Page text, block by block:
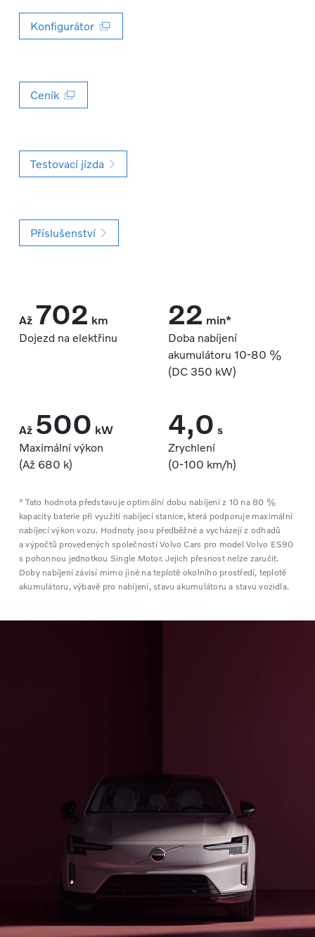
Konfigurátor
Ceník
Testovací jízda
Příslušenství
Až 702 km
Dojezd na elektřinu
22 min*
Doba nabíjení
akumulátoru 10‑80 %
(DC 350 kW)
Až 500 kW
Maximální výkon
(Až 680 k)
4,0 s
Zrychlení
(0‑100 km/h)
* Tato hodnota představuje optimální dobu nabíjení z 10 na 80 %
kapacity baterie při využití nabíjecí stanice, která podporuje maximální
nabíjecí výkon vozu. Hodnoty jsou předběžné a vycházejí z odhadů
a výpočtů provedených společností Volvo Cars pro model Volvo ES90
s pohonnou jednotkou Single Motor. Jejich přesnost nelze zaručit.
Doby nabíjení závisí mimo jiné na teplotě okolního prostředí, teplotě
akumulátoru, výbavě pro nabíjení, stavu akumulátoru a stavu vozidla.